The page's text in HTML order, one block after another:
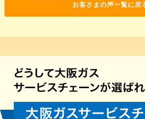
お客さまの声一覧に戻